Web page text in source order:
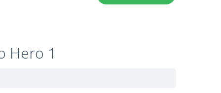
Hero 1